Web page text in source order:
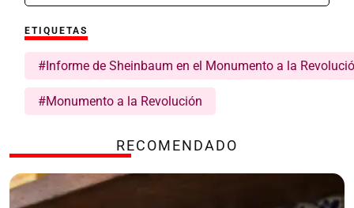
ETIQUETAS
#Informe de Sheinbaum en el Monumento a la
#Monumento a la Revolución
RECOMENDADO